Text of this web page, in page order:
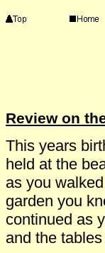
Review on
This years
held at the
as you
garden you
continued as
and the